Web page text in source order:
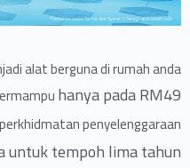
alat berguna di rumah anda
hanya pada RM49
penyelenggaraan
untuk tempoh lima tahun.